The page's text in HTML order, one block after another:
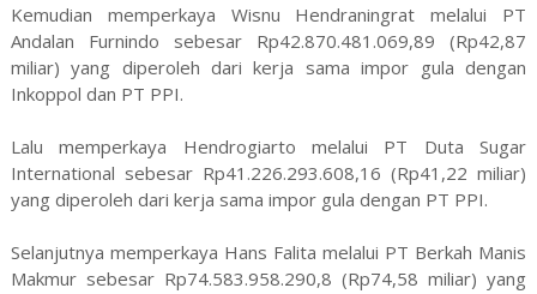
Kemudian memperkaya Wisnu Hendraningrat melalui PT
Andalan Furnindo sebesar Rp42.870.481.069,89 (Rp42,87
miliar) yang diperoleh dari kerja sama impor gula dengan
Inkoppol dan PT PPI.
Lalu memperkaya Hendrogiarto melalui PT Duta Sugar
International sebesar Rp41.226.293.608,16 (Rp41,22 miliar)
yang diperoleh dari kerja sama impor gula dengan PT PPI.
Selanjutnya memperkaya Hans Falita melalui PT Berkah Manis
Makmur sebesar Rp74.583.958.290,8 (Rp74,58 miliar) yang